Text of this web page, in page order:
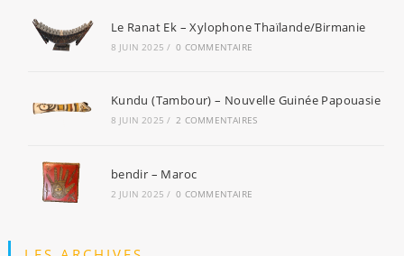
Le Ranat Ek – Xylophone Thaïlande/Birmanie
8 JUIN 2025 / 0 COMMENTAIRE
Kundu (Tambour) – Nouvelle Guinée Papouasie
8 JUIN 2025 / 2 COMMENTAIRES
bendir – Maroc
2 JUIN 2025 / 0 COMMENTAIRE